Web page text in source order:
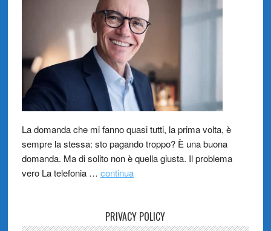
La domanda che mi fanno quasi tutti, la prima volta, è
sempre la stessa: sto pagando troppo? È una buona
domanda. Ma di solito non è quella giusta. Il problema
vero La telefonia … continua
PRIVACY POLICY